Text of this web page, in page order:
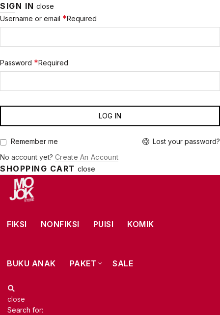
SIGN IN close
Username or email *Required
Password *Required
LOG IN
Lost your password?
Remember me
No account yet? Create An Account
SHOPPING CART close
FIKSI NONFIKSI PUISI KOMIK
BUKU ANAK PAKET SALE
close
Search for: